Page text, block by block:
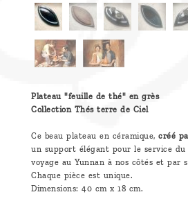
Plateau "feuille de thé" en grès
Collection Thés terre de Ciel
Ce beau plateau en céramique, créé
un support élégant pour le service
voyage au Yunnan à nos côtés et par
Chaque pièce est unique.
Dimensions: 40 cm x 18 cm.